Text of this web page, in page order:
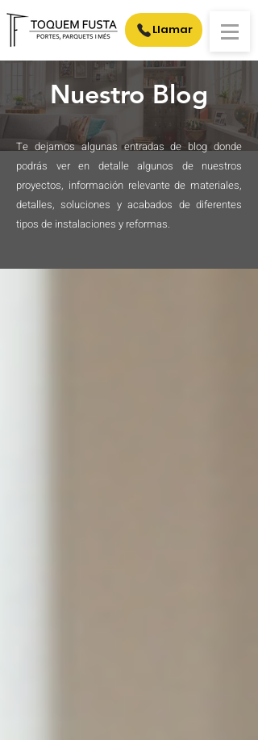
Llamar
Nuestro Blog
Te dejamos algunas entradas de blog donde
podrás ver en detalle algunos de nuestros
proyectos, información relevante de materiales,
detalles, soluciones y acabados de diferentes
tipos de instalaciones y reformas.